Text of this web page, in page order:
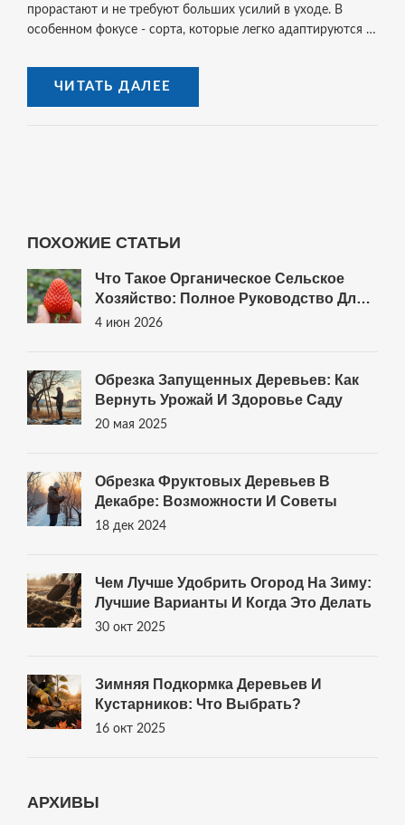
прорастают и не требуют больших усилий в уходе. В
особенном фокусе - сорта, которые легко адаптируются к
идеи для максимальной отдачи от вашего плодового
сада.ЧИТАТЬ ДАЛЕЕ
ПОХОЖИЕ СТАТЬИ
Что Такое Органическое Сельское
Хозяйство: Полное Руководство Для
Домашнего Огорода
4 июн 2026
Обрезка Запущенных Деревьев: Как
Вернуть Урожай И Здоровье Саду
20 мая 2025
Обрезка Фруктовых Деревьев В
Декабре: Возможности И Советы
18 дек 2024
Чем Лучше Удобрить Огород На Зиму:
Лучшие Варианты И Когда Это Делать
30 окт 2025
Зимняя Подкормка Деревьев И
Кустарников: Что Выбрать?
16 окт 2025
АРХИВЫ